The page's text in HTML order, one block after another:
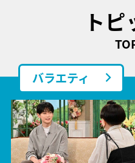
ト
バラエティ